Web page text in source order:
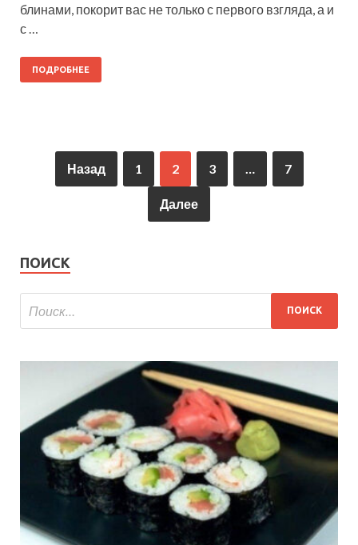
блинами, покорит вас не только с первого взгляда, а и
с …
ПОДРОБНЕЕ
Назад 1 2 3 … 7
Далее
ПОИСК